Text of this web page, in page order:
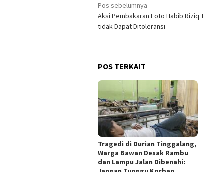
Navigasi
pos
Pos sebelumnya
Aksi Pembakaran Foto Habib Riziq
tidak Dapat Ditoleransi
POS TERKAIT
Tragedi di Durian Tinggalang,
Warga Bawan Desak Rambu
dan Lampu Jalan Dibenahi: